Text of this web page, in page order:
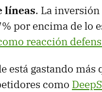
líneas. La
por encima de lo
reacción
está gastando
como